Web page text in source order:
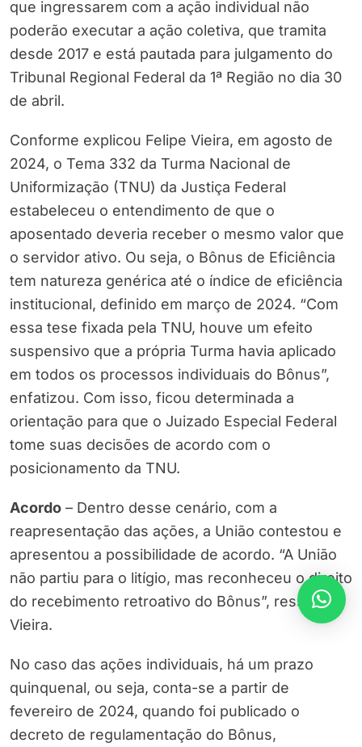
que ingressarem com a ação individual não
poderão executar a ação coletiva, que tramita
desde 2017 e está pautada para julgamento do
Tribunal Regional Federal da 1ª Região no dia 30
de abril.
Conforme explicou Felipe Vieira, em agosto de
2024, o Tema 332 da Turma Nacional de
Uniformização (TNU) da Justiça Federal
estabeleceu o entendimento de que o
aposentado deveria receber o mesmo valor que
o servidor ativo. Ou seja, o Bônus de Eficiência
tem natureza genérica até o índice de eficiência
institucional, definido em março de 2024. “Com
essa tese fixada pela TNU, houve um efeito
suspensivo que a própria Turma havia aplicado
em todos os processos individuais do Bônus”,
enfatizou. Com isso, ficou determinada a
orientação para que o Juizado Especial Federal
tome suas decisões de acordo com o
posicionamento da TNU.
Acordo – Dentro desse cenário, com a
reapresentação das ações, a União contestou e
apresentou a possibilidade de acordo. “A União
não partiu para o litígio, mas reconheceu o direito
do recebimento retroativo do Bônus”, ressaltou
Vieira.
No caso das ações individuais, há um prazo
quinquenal, ou seja, conta-se a partir de
fevereiro de 2024, quando foi publicado o
decreto de regulamentação do Bônus,